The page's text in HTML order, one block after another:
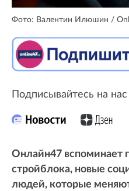
Фото: Валентин Илюшин /
Подписывайтесь на нас
Онлайн47 вспоминает
стройблока, новые
людей, которые